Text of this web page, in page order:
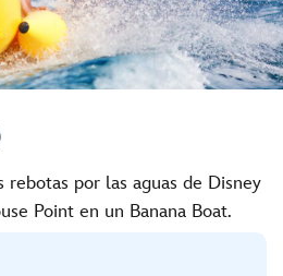
por las aguas de Disney
Point en un Banana Boat.